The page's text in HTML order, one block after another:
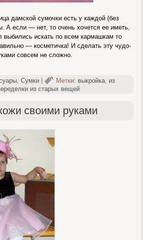
дамской сумочки есть у каждой (без
А если — нет, то очень хочется ее иметь,
выбились искать по всем кармашкам то
— косметичка! И сделать эту чудо-
совсем не сложно.
,Сумки | Метки: выкройка из
из старых вещей
своими руками